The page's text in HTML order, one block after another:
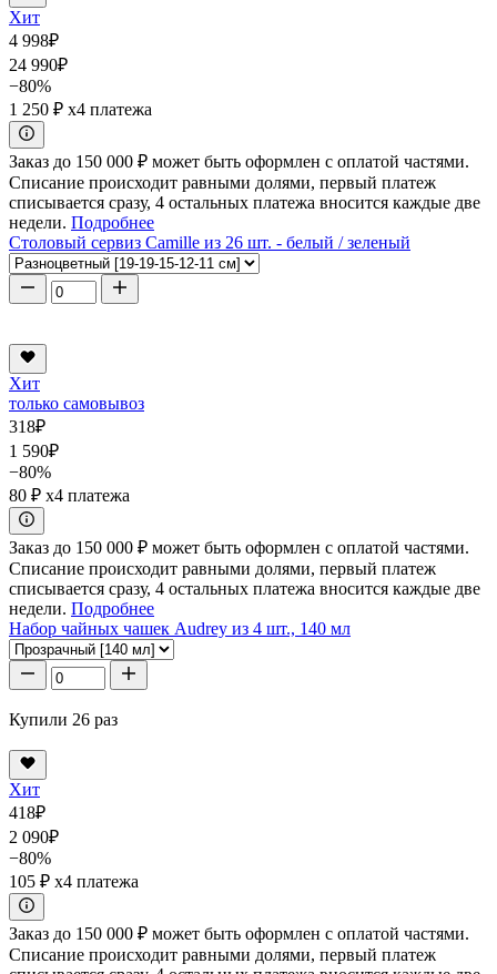
Хит
4 998₽
24 990₽
−80%
1 250 ₽ x4 платежа
Заказ до 150 000 ₽ может быть оформлен с оплатой частями.
Списание происходит равными долями, первый платеж
списывается сразу, 4 остальных платежа вносится каждые две
недели. Подробнее
Столовый сервиз Camille из 26 шт. - белый / зеленый
Хит
только самовывоз
318₽
1 590₽
−80%
80 ₽ x4 платежа
Заказ до 150 000 ₽ может быть оформлен с оплатой частями.
Списание происходит равными долями, первый платеж
списывается сразу, 4 остальных платежа вносится каждые две
недели. Подробнее
Набор чайных чашек Audrey из 4 шт., 140 мл
Купили 26 раз
Хит
418₽
2 090₽
−80%
105 ₽ x4 платежа
Заказ до 150 000 ₽ может быть оформлен с оплатой частями.
Списание происходит равными долями, первый платеж